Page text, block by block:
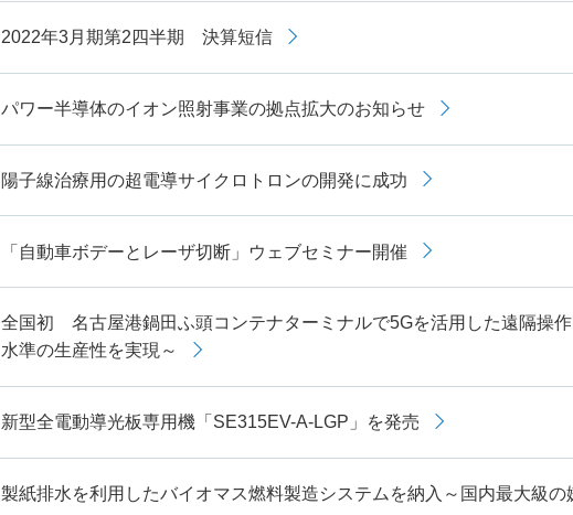
2022年3月期第2四半期 決算短信
パワー半導体のイオン照射事業の拠点拡大のお知らせ
陽子線治療用の超電導サイクロトロンの開発に成功
「自動車ボデーとレーザ切断」ウェブセミナー開催
全国初 名古屋港鍋田ふ頭コンテナターミナルで5Gを活用した遠隔操
水準の生産性を実現～
新型全電動導光板専用機「SE315EV-A-LGP」を発売
製紙排水を利用したバイオマス燃料製造システムを納入～国内最大級